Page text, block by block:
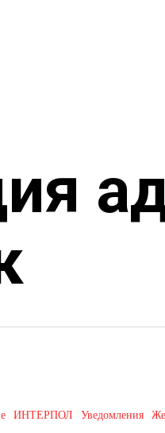
ИНТЕРПОЛ Уведомления